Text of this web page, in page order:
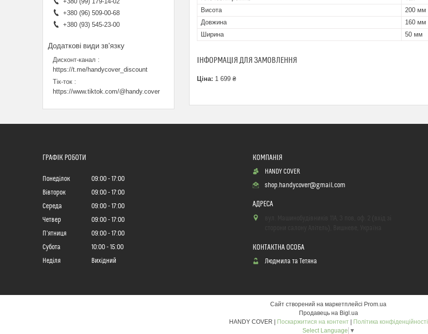
Висота
200 мм
Довжина
160 мм
Ширина
50 мм
ІНФОРМАЦІЯ ДЛЯ ЗАМОВЛЕННЯ
Ціна: 1 699 ₴
+380 (96) 509-00-68
+380 (93) 545-23-00
Дисконт-канал
https://t.me/handycover_discount
Тік-ток
https://www.tiktok.com/@handy.cover
ГРАФІК РОБОТИ
Понеділок 09:00
17:00
Вівторок
09:00
17:00
Середа
09:00
17:00
Четвер
09:00
17:00
Пʼятниця
09:00
17:00
Субота
10:00
15:00
Неділя
Вихідний
HANDY COVER
shop.handycover@gmail.com
Людмила та Тетяна
Сайт створений на маркетплейсі Prom.ua
Продавець на Bigl.ua
HANDY COVER | Поскаржитися на контент | Політика конфіденційності
Select Language ▼